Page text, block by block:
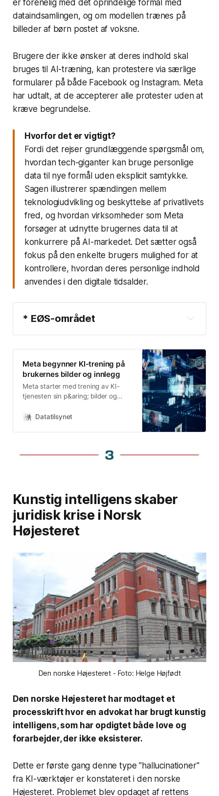
er forenelig med det oprindelige formål med
dataindsamlingen, og om modellen trænes på
billeder af børn postet af voksne.
Brugere der ikke ønsker at deres indhold skal
bruges til AI-træning, kan protestere via særlige
formularer på både Facebook og Instagram. Meta
har udtalt, at de accepterer alle protester uden at
kræve begrundelse.
Hvorfor det er vigtigt?
Fordi det rejser grundlæggende spørgsmål om,
hvordan tech-giganter kan bruge personlige
data til nye formål uden eksplicit samtykke.
Sagen illustrerer spændingen mellem
teknologiudvikling og beskyttelse af privatlivets
fred, og hvordan virksomheder som Meta
forsøger at udnytte brugernes data til at
konkurrere på AI-markedet. Det sætter også
fokus på den enkelte brugers mulighed for at
kontrollere, hvordan deres personlige indhold
anvendes i den digitale tidsalder.
* EØS-området
Det Europæiske Økonomiske
med henblik på at udvide EU's bestemmelser for
det indre marked til at omfatte landene i Det
Europæiske Frihandelsområde (EFTA). EØS-
parterne er Norge, Island og Liechtenstein.
Meta begynner KI-trening på
brukernes bilder og innlegg
Meta starter med trening av KI-
tjenesten sin p&aring; bilder og
Instagrambrukere i E&Oslash;S i
kan gj&oslash;re o …
Datatilsynet
Kunstig intelligens skaber
juridisk krise i Norsk
Højesteret
Den norske Højesteret - Foto: Helge Højfødt
Den norske Højesteret har modtaget et
processkrift hvor en advokat har brugt kunstig
intelligens, som har opdigtet både love og
forarbejder, der ikke eksisterer.
Dette er første gang denne type "hallucinationer"
fra KI-værktøjer er konstateret i den norske
Højesteret. Problemet blev opdaget af rettens